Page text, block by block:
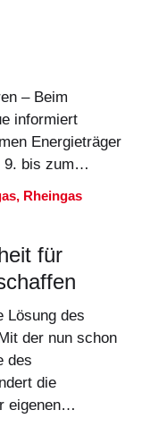
– Beim
informiert
Energieträger
9. bis zum…
, Rheingas
für
Lösung des
der nun schon
des
die
eigenen…